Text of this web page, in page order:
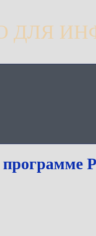
ДЛЯ